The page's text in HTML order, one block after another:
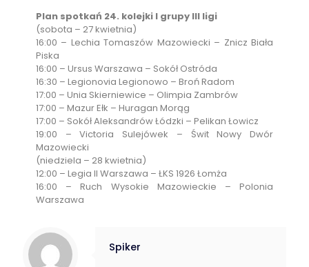
Plan spotkań 24. kolejki I grupy III ligi
(sobota – 27 kwietnia)
16:00 – Lechia Tomaszów Mazowiecki – Znicz Biała
Piska
16:00 – Ursus Warszawa – Sokół Ostróda
16:30 – Legionovia Legionowo – Broń Radom
17:00 – Unia Skierniewice – Olimpia Zambrów
17:00 – Mazur Ełk – Huragan Morąg
17:00 – Sokół Aleksandrów Łódzki – Pelikan Łowicz
19:00 – Victoria Sulejówek – Świt Nowy Dwór
Mazowiecki
(niedziela – 28 kwietnia)
12:00 – Legia II Warszawa – ŁKS 1926 Łomża
16:00 – Ruch Wysokie Mazowieckie – Polonia
Warszawa
Spiker